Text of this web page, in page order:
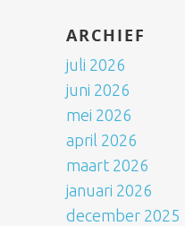
ARCHIEF
juli 2026
juni 2026
mei 2026
april 2026
maart 2026
januari 2026
december 2025